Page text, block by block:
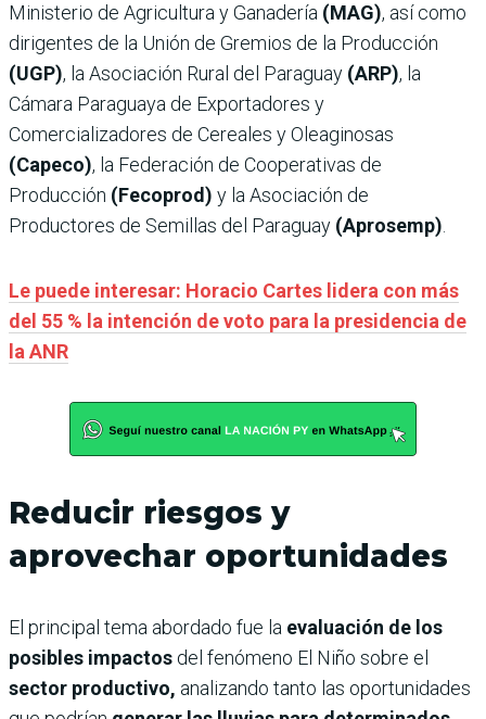
Ministerio de Agricultura y Ganadería (MAG), así como
dirigentes de la Unión de Gremios de la Producción
(UGP), la Asociación Rural del Paraguay (ARP), la
Cámara Paraguaya de Exportadores y
Comercializadores de Cereales y Oleaginosas
(Capeco), la Federación de Cooperativas de
Producción (Fecoprod) y la Asociación de
Productores de Semillas del Paraguay (Aprosemp)
Le puede interesar: Horacio Cartes lidera con más
del 55 % la intención de voto para la presidencia de
la ANR
Reducir riesgos y
aprovechar oportunidades
El principal tema abordado fue la evaluación de los
posibles impactos del fenómeno El Niño sobre el
sector productivo, analizando tanto las oportunidades